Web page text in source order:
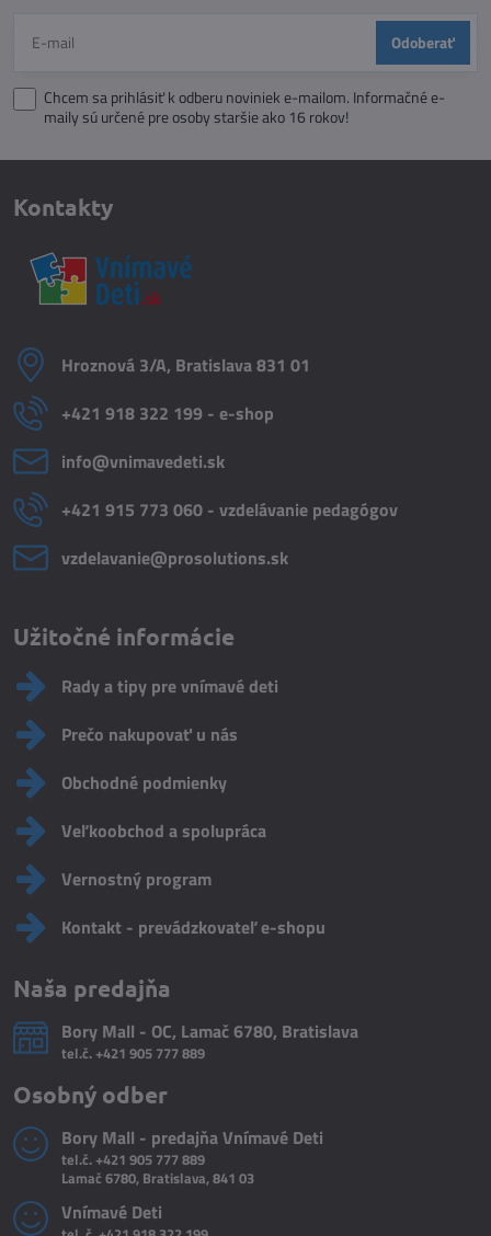
Odoberať
Chcem sa prihlásiť k odberu noviniek e-mailom. Informačné e-
maily sú určené pre osoby staršie ako 16 rokov!
Kontakty
Hroznová 3/A, Bratislava 831 01
+421 918 322 199 - e-shop
info​@vnimavedeti​.sk
+421 915 773 060 - vzdelávanie pedagógov
vzdelavanie​@prosolutions​.sk
Užitočné informácie
Rady a tipy pre vnímavé deti
Prečo nakupovať u nás
Obchodné podmienky
Veľkoobchod a spolupráca
Vernostný program
Kontakt - prevádzkovateľ e-shopu
Naša predajňa
Bory Mall - OC, Lamač 6780, Bratislava
tel.č.+421 905 777 889
Osobný odber
Bory Mall - predajňa Vnímavé Deti
tel.č.+421 905 777 889
Lamač 6780, Bratislava, 841 03
Vnímavé Deti